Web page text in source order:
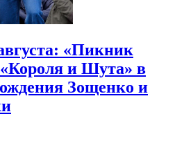
«Пикник
и Шута» в
Зощенко и